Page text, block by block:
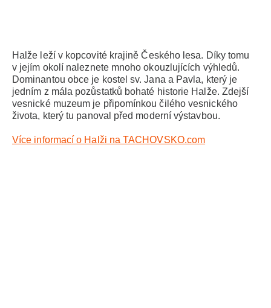
Halže leží v kopcovité krajině Českého lesa. Díky tomu
v jejím okolí naleznete mnoho okouzlujících výhledů.
Dominantou obce je kostel sv. Jana a Pavla, který je
jedním z mála pozůstatků bohaté historie Halže. Zdejší
vesnické muzeum je připomínkou čilého vesnického
života, který tu panoval před moderní výstavbou.
Více informací o Halži na TACHOVSKO.com